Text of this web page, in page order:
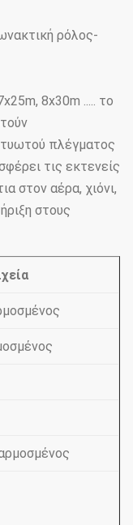
ρόλος-
8x30m ..... το
πλέγματος
τις εκτενείς
στον αέρα, χιόνι,
στους